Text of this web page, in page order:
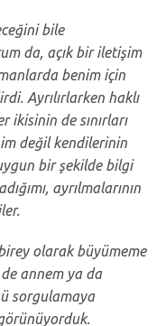
bile
da, açık bir iletişim
benim için
Ayrılırlarken haklı
de sınırları
değil kendilerinin
bir şekilde bilgi
ayrılmalarının
olarak büyümeme
annem ya da
sorgulamaya